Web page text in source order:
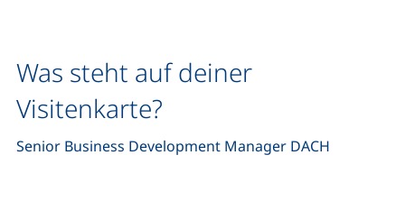
Was steht auf deiner
Visitenkarte?
Senior Business Development Manager DACH